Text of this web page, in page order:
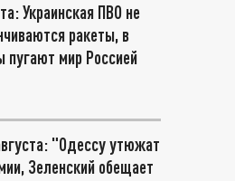
Украинская ПВО не
ракеты, в
пугают мир Россией
"Одессу утюжат
Зеленский обещает